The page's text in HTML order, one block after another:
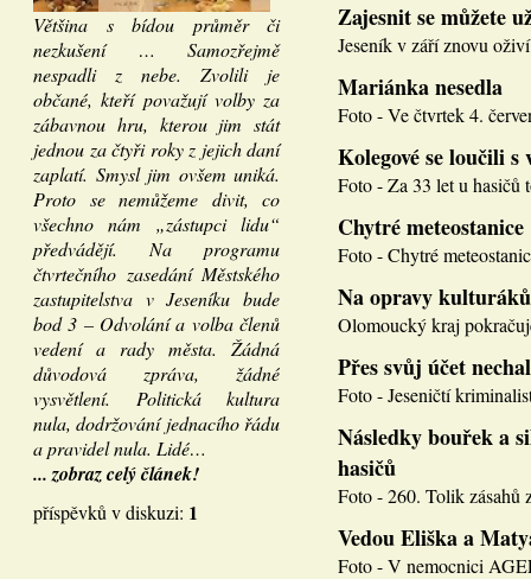
Většina s bídou průměr či
nezkušení … Samozřejmě
nespadli z nebe. Zvolili je
občané, kteří považují volby za
zábavnou hru, kterou jim stát
jednou za čtyři roky z jejich daní
zaplatí. Smysl jim ovšem uniká.
Proto se nemůžeme divit, co
všechno nám „zástupci lidu“
předvádějí. Na programu
čtvrtečního zasedání Městského
zastupitelstva v Jeseníku bude
bod 3 – Odvolání a volba členů
vedení a rady města. Žádná
důvodová zpráva, žádné
vysvětlení. Politická kultura
nula, dodržování jednacího řádu
a pravidel nula. Lidé…
... zobraz celý článek!
příspěvků v diskuzi: 1
Zajesnit se můžete
Jeseník v září znovu
Mariánka nesedla
Foto - Ve čtvrtek 4.
Kolegové se loučili s
Foto - Za 33 let u hasičů
Chytré meteostanice
Foto - Chytré
Na opravy
Olomoucký kraj
Přes svůj účet
Foto - Jeseničtí
Následky bouřek a
hasičů
Foto - 260. Tolik zásahů
Vedou Eliška a
Foto - V nemocnici